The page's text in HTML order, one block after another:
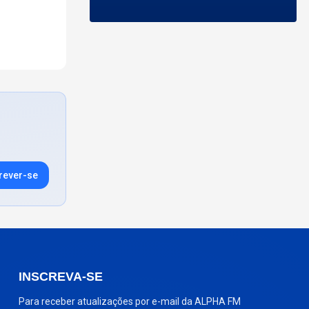
se
INSCREVA-SE
Para receber atualizações por e-mail da ALPHA FM